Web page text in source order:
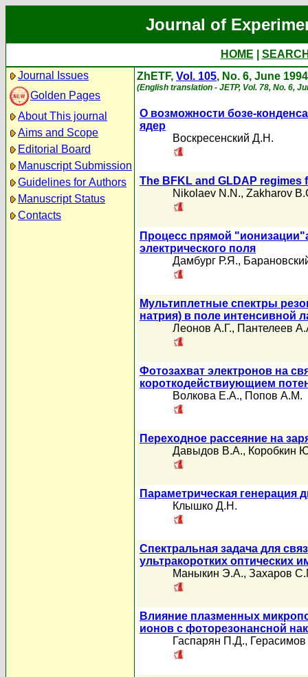
Journal of
HOME
Journal Issues
Golden Pages
About This journal
Aims and Scope
Editorial Board
Manuscript Submission
Guidelines for Authors
Manuscript Status
Contacts
ZhETF, Vol. 105, No. 6, June 1994
(English translation - JETP, Vol. 78, No. 6,
О возможности бозе-
ядер
Воскресенский Д.Н.
The BFKL and GLDAP
Nikolaev N.N., Zakharov
Процесс прямой
электрического поля
Дамбург Р.Я.,
Мультиплетные спектры
натрия) в поле интенсивной
Леонов А.Г., Пантелеев
Фотозахват электронов на
короткодействиующием
Волкова Е.А., Попов А.М.
Переходное рассеяние на
Давыдов В.А., Коробкин
Параметрическая генерация
Клышко Д.Н.
Спектральная задача для
ультракоротких оптических
Маныкин Э.А., Захаров
Влияние плазменных
ионов с фоторезонансной
Гаспарян П.Д.,